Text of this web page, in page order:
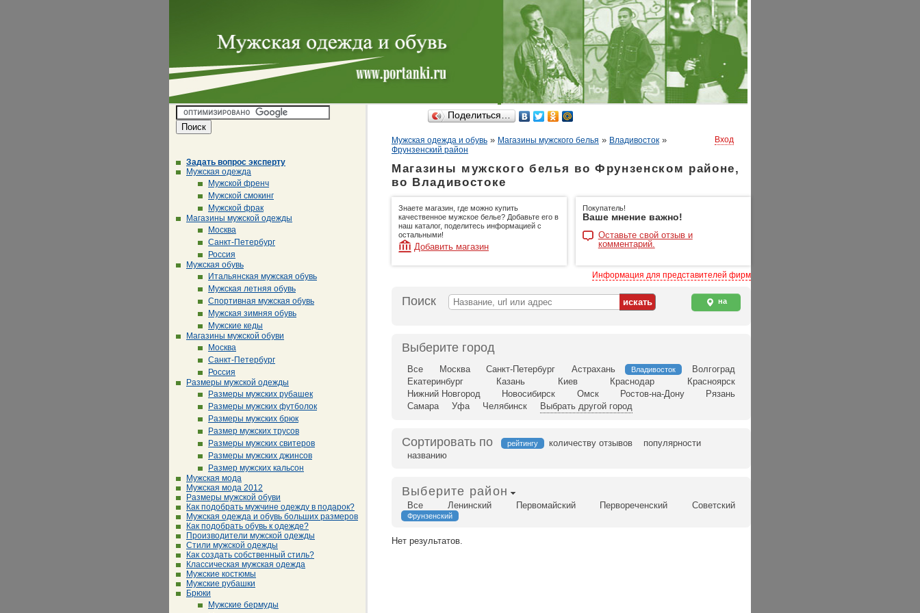
Задать вопрос эксперту
Мужская одежда
Мужской френч
Мужской смокинг
Мужской фрак
Магазины мужской одежды
Москва
Санкт-Петербург
Россия
Мужская обувь
Итальянская мужская обувь
Мужская летняя обувь
Спортивная мужская обувь
Мужская зимняя обувь
Мужские кеды
Магазины мужской обуви
Москва
Санкт-Петербург
Россия
Размеры мужской одежды
Размеры мужских рубашек
Размеры мужских футболок
Размеры мужских брюк
Размер мужских трусов
Размеры мужских свитеров
Размеры мужских джинсов
Размер мужских кальсон
Мужская мода
Мужская мода 2012
Размеры мужской обуви
Как подобрать мужчине одежду в подарок?
Мужская одежда и обувь больших размеров
Как подобрать обувь к одежде?
Производители мужской одежды
Стили мужской одежды
Как создать собственный стиль?
Классическая мужская одежда
Мужские костюмы
Мужские рубашки
Брюки
Мужские бермуды
Поделиться…
Мужская одежда и обувь » Магазины мужского белья » Владивосток »
Фрунзенский район
Вход
Магазины мужского белья во Фрунзенском районе,
во Владивостоке
Знаете магазин, где можно купить
качественное мужское белье? Добавьте его в
наш каталог, поделитесь информацией с
остальными!
Добавить магазин
Покупатель!
Ваше мнение важно!
Оставьте свой отзыв и
комментарий.
Информация для представителей фирм
Поиск
на
Выберите город
Все Москва Санкт-Петербург Астрахань Владивосток
Волгоград
Екатеринбург
Казань Киев Краснодар
Красноярск
Нижний Новгород
Новосибирск Омск Ростов-на-Дону
Рязань
Самара
Уфа Челябинск Выбрать другой город
Сортировать по рейтингу количеству отзывов
популярности
названию
Выберите район
Все Ленинский Первомайский Первореченский Советский
Фрунзенский
Нет результатов.